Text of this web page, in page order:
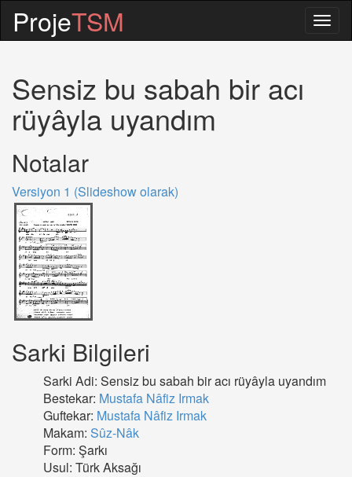
ProjeTSM
Sensiz bu sabah bir acı
rüyâyla uyandım
Notalar
Versiyon 1 (Slideshow olarak)
Sarki Bilgileri
Sarki Adi: Sensiz bu sabah bir acı rüyâyla uyandım
Bestekar: Mustafa Nâfiz Irmak
Guftekar: Mustafa Nâfiz Irmak
Makam: Sûz-Nâk
Form: Şarkı
Usul: Türk Aksağı